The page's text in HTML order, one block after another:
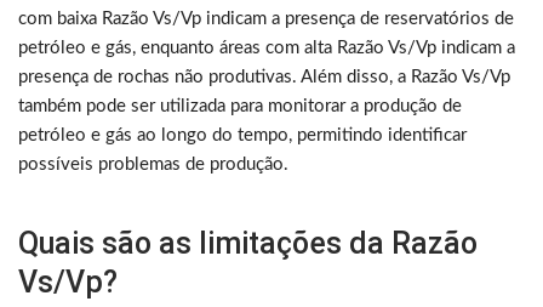
com baixa Razão Vs/Vp indicam a presença de reservatórios de
petróleo e gás, enquanto áreas com alta Razão Vs/Vp indicam a
presença de rochas não produtivas. Além disso, a Razão Vs/Vp
também pode ser utilizada para monitorar a produção de
petróleo e gás ao longo do tempo, permitindo identificar
possíveis problemas de produção.
Quais são as limitações da Razão
Vs/Vp?